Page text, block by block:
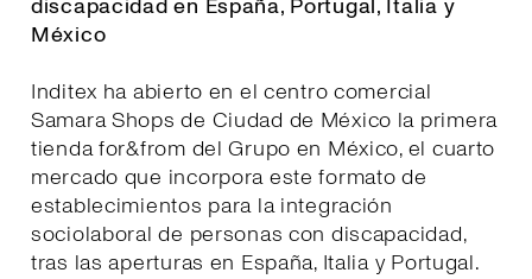
discapacidad en España, Portugal, Italia y
México
Inditex ha abierto en el centro comercial
Samara Shops de Ciudad de México la primera
tienda for&from del Grupo en México, el cuarto
mercado que incorpora este formato de
establecimientos para la integración
sociolaboral de personas con discapacidad,
tras las aperturas en España, Italia y Portugal.